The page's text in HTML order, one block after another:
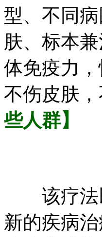
型、不同
肤、标本
体免疫力
不伤皮肤
些人群】
该疗法以
新的疾病